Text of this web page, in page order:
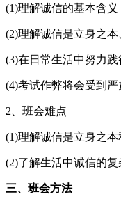
(1)理解诚信的基本含
(2)理解诚信是立身之
(3)在日常生活中努力践
(4)考试作弊将会受到严
2、班会难点
(1)理解诚信是立身之
(2)了解生活中诚信的复
三、班会方法